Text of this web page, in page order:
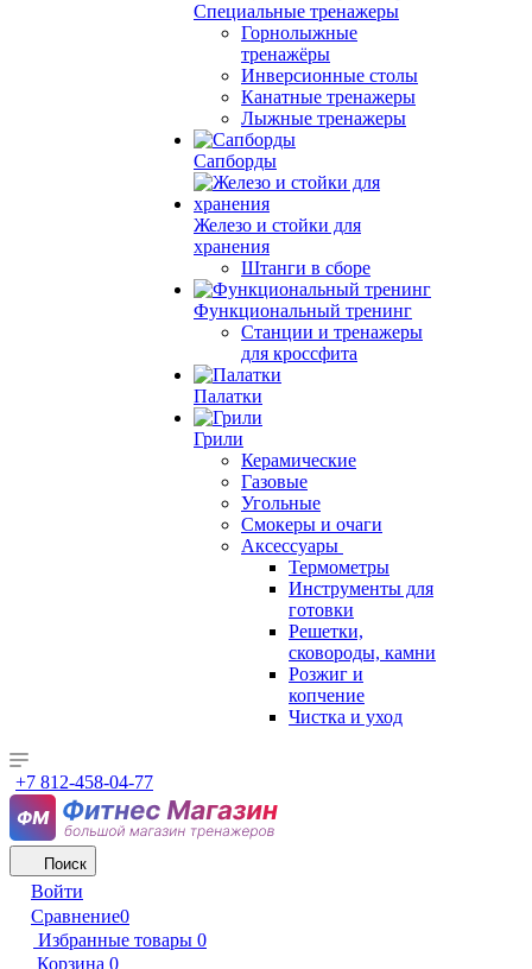
Специальные тренажеры
Горнолыжные
тренажёры
Инверсионные столы
Канатные тренажеры
Лыжные тренажеры
Сапборды
Железо и стойки для
хранения
Штанги в сборе
Функциональный тренинг
Станции и тренажеры
для кроссфита
Палатки
Грили
Керамические
Газовые
Угольные
Смокеры и очаги
Аксессуары
Термометры
Инструменты для
готовки
Решетки,
сковороды, камни
Розжиг и
копчение
Чистка и уход
+7 812-458-04-77
Поиск
Войти
Сравнение0
Избранные товары 0
Корзина 0